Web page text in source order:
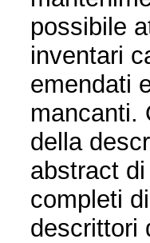
possibile
inventari
emendati
mancanti.
della
abstract
completi
descrittori